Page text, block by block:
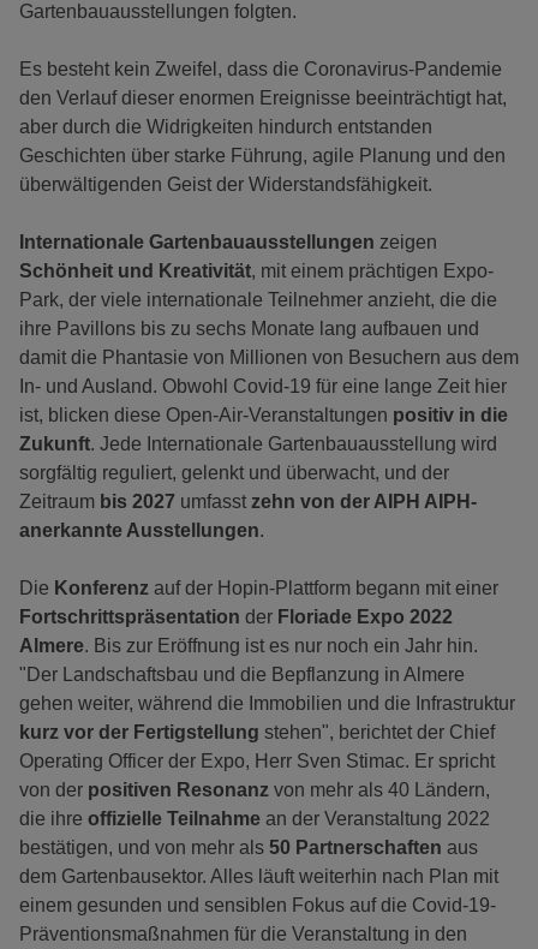
Gartenbauausstellungen folgten.
Es besteht kein Zweifel, dass die Coronavirus-Pandemie
den Verlauf dieser enormen Ereignisse beeinträchtigt hat,
aber durch die Widrigkeiten hindurch entstanden
Geschichten über starke Führung, agile Planung und den
überwältigenden Geist der Widerstandsfähigkeit.
Internationale Gartenbauausstellungen zeigen
Schönheit und Kreativität, mit einem prächtigen Expo-
Park, der viele internationale Teilnehmer anzieht, die die
ihre Pavillons bis zu sechs Monate lang aufbauen und
damit die Phantasie von Millionen von Besuchern aus dem
In- und Ausland. Obwohl Covid-19 für eine lange Zeit hier
ist, blicken diese Open-Air-Veranstaltungen positiv in die
Zukunft. Jede Internationale Gartenbauausstellung wird
sorgfältig reguliert, gelenkt und überwacht, und der
Zeitraum bis 2027 umfasst zehn von der AIPH AIPH-
anerkannte Ausstellungen.
Die Konferenz auf der Hopin-Plattform begann mit einer
Fortschrittspräsentation der Floriade Expo 2022
Almere. Bis zur Eröffnung ist es nur noch ein Jahr hin.
"Der Landschaftsbau und die Bepflanzung in Almere
gehen weiter, während die Immobilien und die Infrastruktur
kurz vor der Fertigstellung stehen", berichtet der Chief
Operating Officer der Expo, Herr Sven Stimac. Er spricht
von der positiven Resonanz von mehr als 40 Ländern,
die ihre offizielle Teilnahme an der Veranstaltung 2022
bestätigen, und von mehr als 50 Partnerschaften aus
dem Gartenbausektor. Alles läuft weiterhin nach Plan mit
einem gesunden und sensiblen Fokus auf die Covid-19-
Präventionsmaßnahmen für die Veranstaltung in den